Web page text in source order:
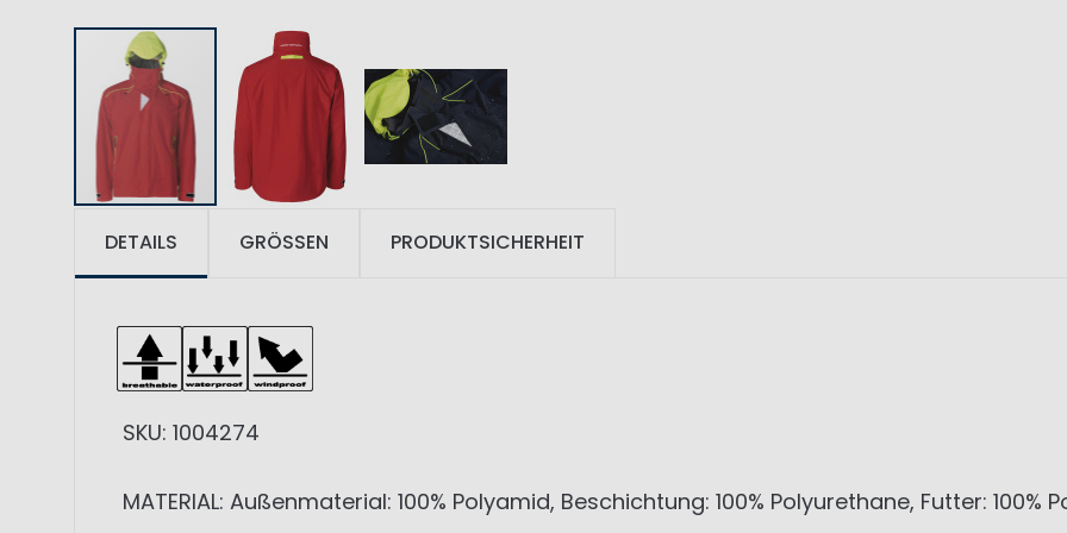
DETAILS
SKU: 1004274
MATERIAL: Außenmaterial: 100% Polyamid, Beschichtung: 100% Polyurethane, Futter: 100%
GRÖSSEN PRODUKTSICHERHEIT